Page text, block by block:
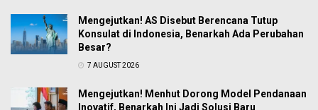
Mengejutkan! AS Disebut Berencana Tutup
Konsulat di Indonesia, Benarkah Ada Perubahan
Besar?
7 AUGUST 2026
Mengejutkan! Menhut Dorong Model Pendanaan
Inovatif, Benarkah Ini Jadi Solusi Baru